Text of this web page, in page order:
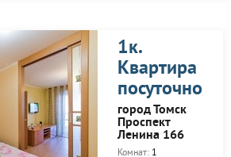
Командированным
отчетные документы,
трансфер и скидки
при длительном
проживании. Так же
имеются другие
варианты квартир во
всех районах города.
Звоните ответим на
1к.
Квартира
посуточно
город Томск
Проспект
Ленина 166
Комнат: 1